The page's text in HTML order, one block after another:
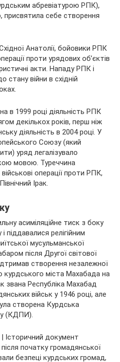
абревіатурою РПК),
присвятила себе створення
Анатолії, бойовики РПК
проти урядових об’єктів
акти. Нападу РПК і
стану війни в східній
в 1999 році діяльність РПК
декількох років, перш ніж
діяльність в 2004 році. У
Союзу (який
уряд легалізувало
мовою. Туреччина
операції проти РПК,
Ірак.
асиміляційне тиск з боку
піддавалися релігійним
мусульманської
після Другої світової
створення незалежної
курдського міста Махабада на
звана Республіка Махабад
військ у 1946 році, але
створена Курдська
(КДПИ).
початку громадянської
безпеці курдських громад,